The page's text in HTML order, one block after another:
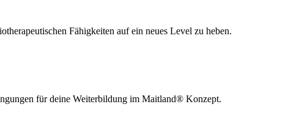
Fähigkeiten auf ein neues Level zu heben.
für deine Weiterbildung im Maitland® Konzept.